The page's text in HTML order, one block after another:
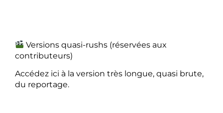
Versions quasi-rushs (réservées aux
contributeurs)
Accédez ici à la version très longue, quasi brute,
du reportage.